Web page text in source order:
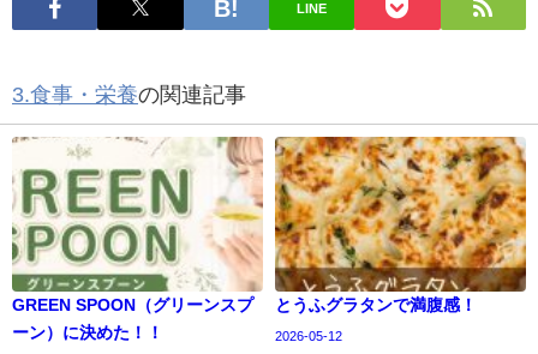
LINE
3.食事・栄養の関連記事
GREEN SPOON（グリーンスプ
ーン）に決めた！！
とうふグラタンで満腹感！
2026-05-12